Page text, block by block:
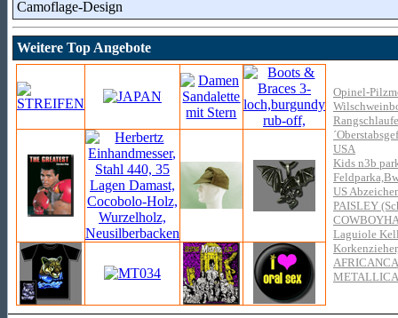
Camoflage-Design
Weitere Top Angebote
Opinel-
USA
Kids n3b
US
PAISLEY
Laguiole
METALLICA